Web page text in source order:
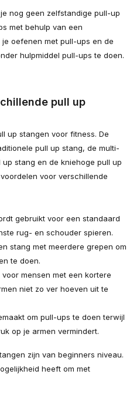
nog geen zelfstandige pull-up
met behulp van een
oefenen met pull-ups en de
hulpmiddel pull-ups te doen.
pull up
up stangen voor fitness. De
pull up stang, de multi-
stang en de kniehoge pull up
voor verschillende
gebruikt voor een standaard
rug- en schouder spieren.
stang met meerdere grepen om
te doen.
mensen met een kortere
niet zo ver hoeven uit te
om pull-ups te doen terwijl
op je armen vermindert.
zijn van beginners niveau.
heeft om met